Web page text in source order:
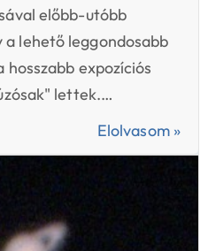
előbb-utóbb
lehető leggondosabb
expozíciós
lettek.…
Elolvasom »